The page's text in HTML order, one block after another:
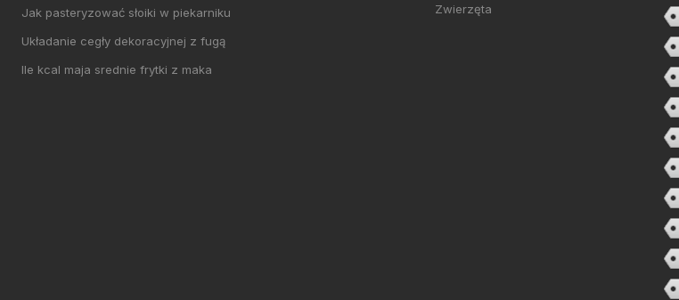
Jak pasteryzować słoiki w piekarniku
Układanie cegły dekoracyjnej z fugą
Ile kcal maja srednie frytki z maka
Zwierzęta